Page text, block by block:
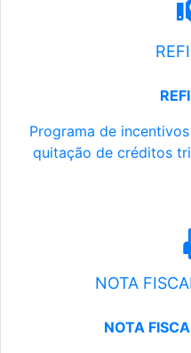
Programa de
quitação de créditos
NOTA
NOTA